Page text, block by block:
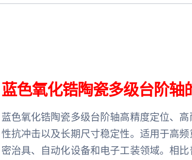
蓝色氧化锆陶瓷多级台阶轴
蓝色氧化锆陶瓷多级台阶轴高精度定位、
性抗冲击以及长期尺寸稳定性。适用于高
密治具、自动化设备和电子工装领域。相比